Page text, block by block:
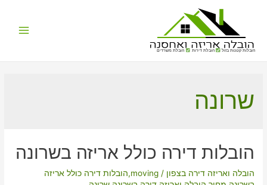
הובלות קטנות בזול הובלת דירות הובלת משרדים
שרונה
הובלות דירה כולל אריזה בשרונה
הובלה ואריזה דירה בצפון /
moving
,הובלות דירה כולל אריזה